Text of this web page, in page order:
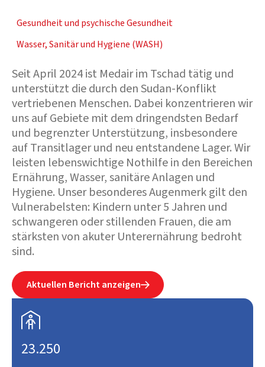
Gesundheit und psychische Gesundheit
Wasser, Sanitär und Hygiene (WASH)
Seit April 2024 ist Medair im Tschad tätig und
unterstützt die durch den Sudan-Konflikt
vertriebenen Menschen. Dabei konzentrieren wir
uns auf Gebiete mit dem dringendsten Bedarf
und begrenzter Unterstützung, insbesondere
auf Transitlager und neu entstandene Lager. Wir
leisten lebenswichtige Nothilfe in den Bereichen
Ernährung, Wasser, sanitäre Anlagen und
Hygiene. Unser besonderes Augenmerk gilt den
Vulnerabelsten: Kindern unter 5 Jahren und
schwangeren oder stillenden Frauen, die am
stärksten von akuter Unterernährung bedroht
sind.
Aktuellen Bericht anzeigen

23.250